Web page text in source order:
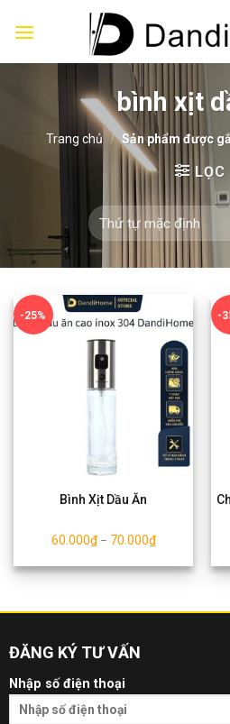
bình xịt
Trang chủ / Sản phẩm được
LỌC
-25%
Bình Xịt Dầu Ăn
60.000₫– 70.000₫
-
ĐĂNG KÝ TƯ VẤN
Nhập số điện thoại